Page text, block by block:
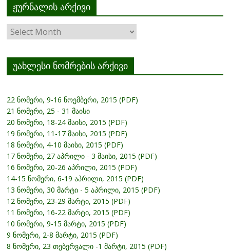
ჟურნალის არქივი
ჟურნალის
არქივი
უახლესი ნომრების არქივი
22 ნომერი, 9-16 ნოემბერი, 2015 (PDF)
21 ნომერი, 25 - 31 მაისი
20 ნომერი, 18-24 მაისი, 2015 (PDF)
19 ნომერი, 11-17 მაისი, 2015 (PDF)
18 ნომერი, 4-10 მაისი, 2015 (PDF)
17 ნომერი, 27 აპრილი - 3 მაისი, 2015 (PDF)
16 ნომერი, 20-26 აპრილი, 2015 (PDF)
14-15 ნომერი, 6-19 აპრილი, 2015 (PDF)
13 ნომერი, 30 მარტი - 5 აპრილი, 2015 (PDF)
12 ნომერი, 23-29 მარტი, 2015 (PDF)
11 ნომერი, 16-22 მარტი, 2015 (PDF)
10 ნომერი, 9-15 მარტი, 2015 (PDF)
9 ნომერი, 2-8 მარტი, 2015 (PDF)
8 ნომერი, 23 თებერვალი -1 მარტი, 2015 (PDF)